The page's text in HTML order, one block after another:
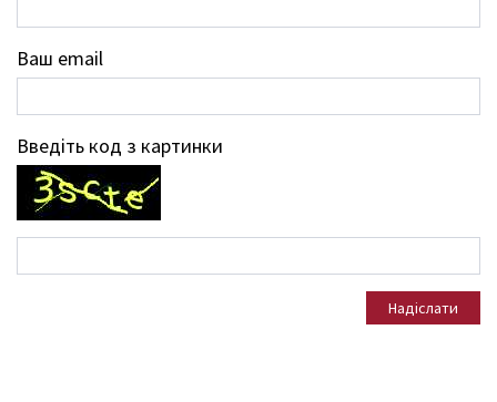
Ваш email
Введіть код з картинки
Надіслати